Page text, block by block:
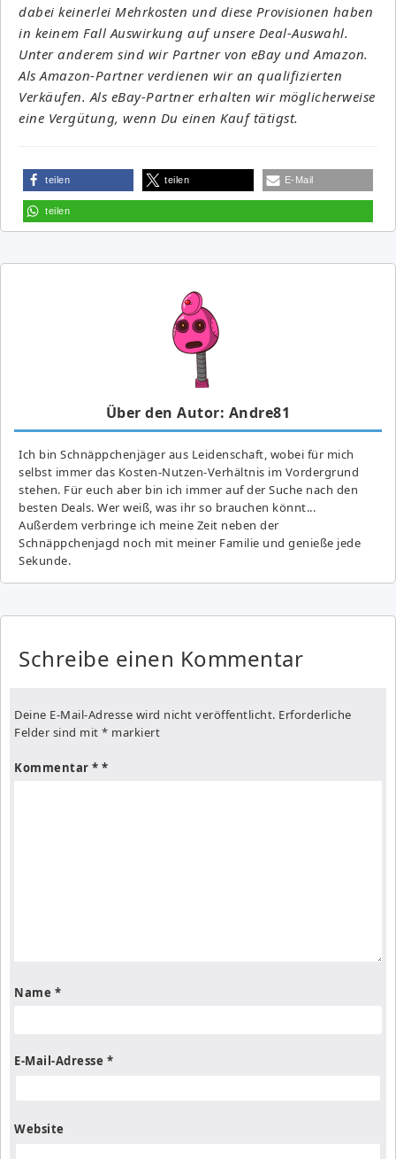
dabei keinerlei Mehrkosten und diese Provisionen haben
in keinem Fall Auswirkung auf unsere Deal-Auswahl.
Unter anderem sind wir Partner von eBay und Amazon.
Als Amazon-Partner verdienen wir an qualifizierten
Verkäufen. Als eBay-Partner erhalten wir möglicherweise
eine Vergütung, wenn Du einen Kauf tätigst.
teilen teilen E-Mail
teilen
Über den Autor: Andre81
Ich bin Schnäppchenjäger aus Leidenschaft, wobei für mich
selbst immer das Kosten-Nutzen-Verhältnis im Vordergrund
stehen. Für euch aber bin ich immer auf der Suche nach den
besten Deals. Wer weiß, was ihr so brauchen könnt...
Außerdem verbringe ich meine Zeit neben der
Schnäppchenjagd noch mit meiner Familie und genieße jede
Sekunde.
Schreibe einen Kommentar
Deine E-Mail-Adresse wird nicht veröffentlicht. Erforderliche
Felder sind mit * markiert
Kommentar *
Name *
E-Mail-Adresse *
Website